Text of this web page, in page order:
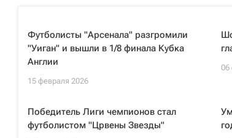
Футболисты "Арсенала" разгромили
"Уиган" и вышли в 1/8 финала Кубка
Англии
15 февраля 2026
06
Победитель Лиги чемпионов стал
футболистом "Црвены Звезды"